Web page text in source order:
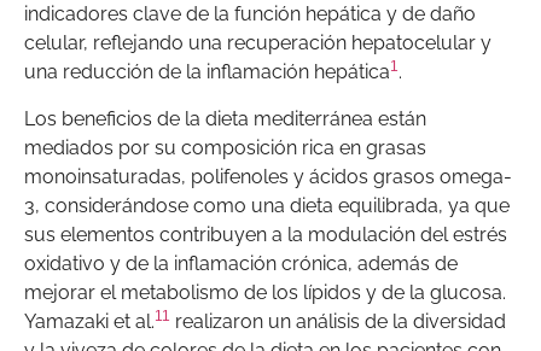
indicadores clave de la función hepática y de daño
celular, reflejando una recuperación hepatocelular y
una reducción de la inflamación hepática1.
Los beneficios de la dieta mediterránea están
mediados por su composición rica en grasas
monoinsaturadas, polifenoles y ácidos grasos omega-
3, considerándose como una dieta equilibrada, ya que
sus elementos contribuyen a la modulación del estrés
oxidativo y de la inflamación crónica, además de
mejorar el metabolismo de los lípidos y de la glucosa.
Yamazaki et al.11 realizaron un análisis de la diversidad